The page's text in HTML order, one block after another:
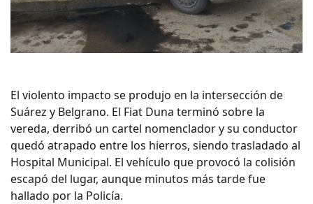
El violento impacto se produjo en la intersección de
Suárez y Belgrano. El Fiat Duna terminó sobre la
vereda, derribó un cartel nomenclador y su conductor
quedó atrapado entre los hierros, siendo trasladado al
Hospital Municipal. El vehículo que provocó la colisión
escapó del lugar, aunque minutos más tarde fue
hallado por la Policía.